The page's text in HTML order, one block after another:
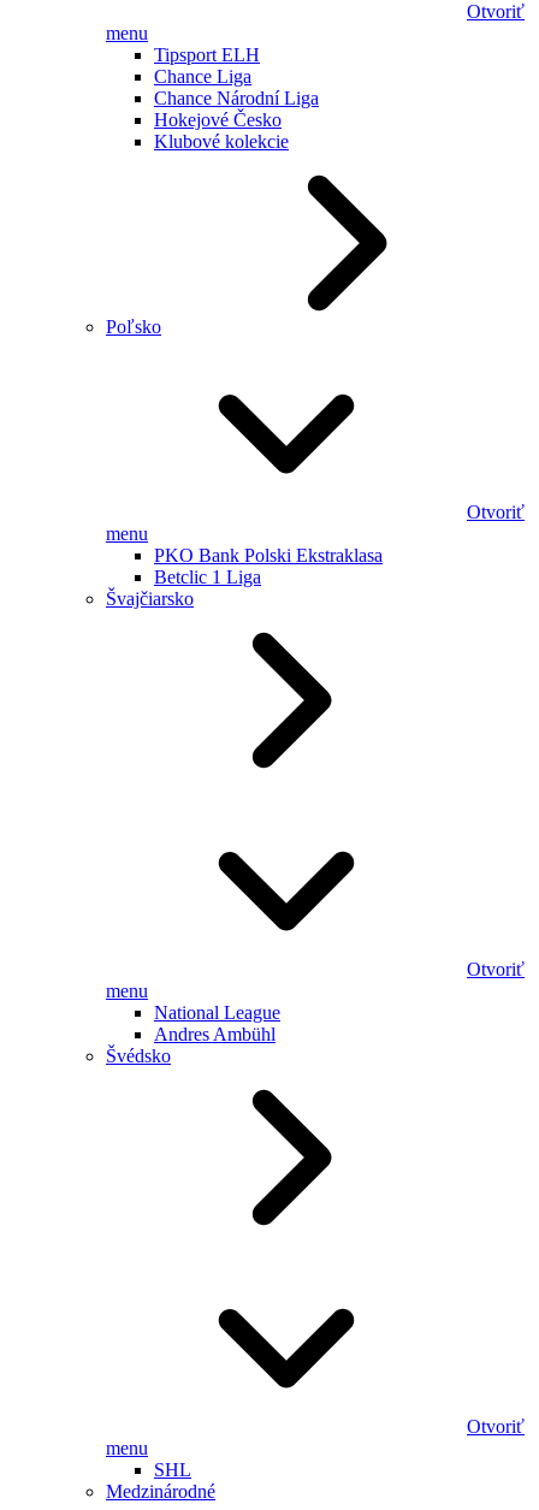
Otvoriť
menu
Tipsport ELH
Chance Liga
Chance Národní Liga
Hokejové Česko
Klubové kolekcie
Poľsko
Otvoriť
menu
PKO Bank Polski Ekstraklasa
Betclic 1 Liga
Švajčiarsko
Otvoriť
menu
National League
Andres Ambühl
Švédsko
Otvoriť
menu
SHL
Medzinárodné